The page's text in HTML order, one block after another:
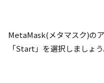
MetaMask(メタマスク)のア
「Start」を選択しましょう